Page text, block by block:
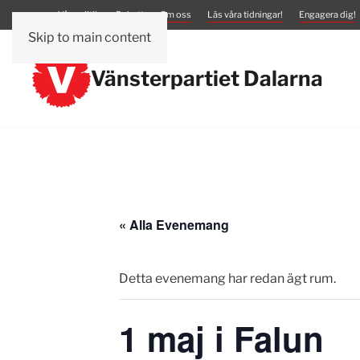
Skip to main content
Vår politik Debatt Om oss Läs våra tidningar! Engagera dig!
Vänsterpartiet Dalarna
« Alla Evenemang
Detta evenemang har redan ägt rum.
1 maj i Falun